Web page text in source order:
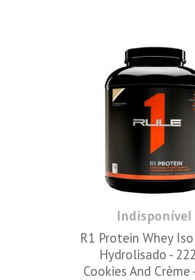
Indisponível
R1 Protein Whey
Hydrolisado -
Cookies And Crème